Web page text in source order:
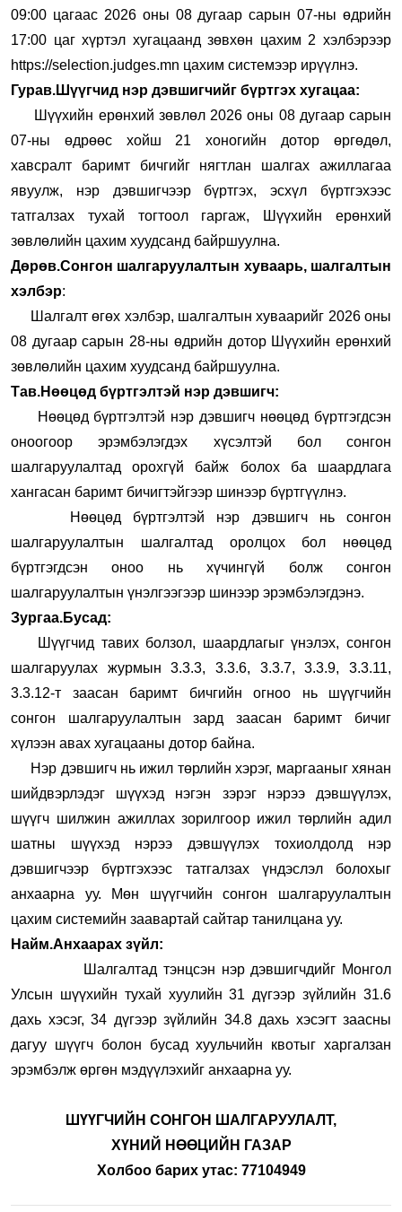
09:00 цагаас 2026 оны 08 дугаар сарын 07-ны өдрийн
17:00 цаг хүртэл хугацаанд зөвхөн цахим 2 хэлбэрээр
https://selection.judges.mn цахим системээр ирүүлнэ.
Гурав.Шүүгчид нэр дэвшигчийг бүртгэх хугацаа:
Шүүхийн ерөнхий зөвлөл 2026 оны 08 дугаар сарын
07-ны өдрөөс хойш 21 хоногийн дотор өргөдөл,
хавсралт баримт бичгийг нягтлан шалгах ажиллагаа
явуулж, нэр дэвшигчээр бүртгэх, эсхүл бүртгэхээс
татгалзах тухай тогтоол гаргаж, Шүүхийн ерөнхий
зөвлөлийн цахим хуудсанд байршуулна.
Дөрөв.Сонгон шалгаруулалтын хуваарь, шалгалтын
хэлбэр:
Шалгалт өгөх хэлбэр, шалгалтын хуваарийг 2026 оны
08 дугаар сарын 28-ны өдрийн дотор Шүүхийн ерөнхий
зөвлөлийн цахим хуудсанд байршуулна.
Тав.Нөөцөд бүртгэлтэй нэр дэвшигч:
Нөөцөд бүртгэлтэй нэр дэвшигч нөөцөд бүртгэгдсэн
оноогоор эрэмбэлэгдэх хүсэлтэй бол сонгон
шалгаруулалтад орохгүй байж болох ба шаардлага
хангасан баримт бичигтэйгээр шинээр бүртгүүлнэ.
Нөөцөд бүртгэлтэй нэр дэвшигч нь сонгон
шалгаруулалтын шалгалтад оролцох бол нөөцөд
бүртгэгдсэн оноо нь хүчингүй болж сонгон
шалгаруулалтын үнэлгээгээр шинээр эрэмбэлэгдэнэ.
Зургаа.Бусад:
Шүүгчид тавих болзол, шаардлагыг үнэлэх, сонгон
шалгаруулах журмын 3.3.3, 3.3.6, 3.3.7, 3.3.9, 3.3.11,
3.3.12-т заасан баримт бичгийн огноо нь шүүгчийн
сонгон шалгаруулалтын зард заасан баримт бичиг
хүлээн авах хугацааны дотор байна.
Нэр дэвшигч нь ижил төрлийн хэрэг, маргааныг хянан
шийдвэрлэдэг шүүхэд нэгэн зэрэг нэрээ дэвшүүлэх,
шүүгч шилжин ажиллах зорилгоор ижил төрлийн адил
шатны шүүхэд нэрээ дэвшүүлэх тохиолдолд нэр
дэвшигчээр бүртгэхээс татгалзах үндэслэл болохыг
анхаарна уу. Мөн шүүгчийн сонгон шалгаруулалтын
цахим системийн заавартай сайтар танилцана уу.
Найм.Анхаарах зүйл:
Шалгалтад тэнцсэн нэр дэвшигчдийг Монгол
Улсын шүүхийн тухай хуулийн 31 дүгээр зүйлийн 31.6
дахь хэсэг, 34 дүгээр зүйлийн 34.8 дахь хэсэгт заасны
дагуу шүүгч болон бусад хуульчийн квотыг харгалзан
эрэмбэлж өргөн мэдүүлэхийг анхаарна уу.
ШҮҮГЧИЙН СОНГОН ШАЛГАРУУЛАЛТ,
ХҮНИЙ НӨӨЦИЙН ГАЗАР
Холбоо барих утас: 77104949